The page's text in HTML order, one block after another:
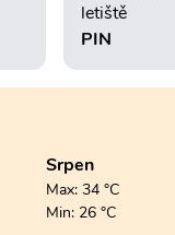
letiště
PIN
Srpen
Max: 34 °C
Min: 26 °C